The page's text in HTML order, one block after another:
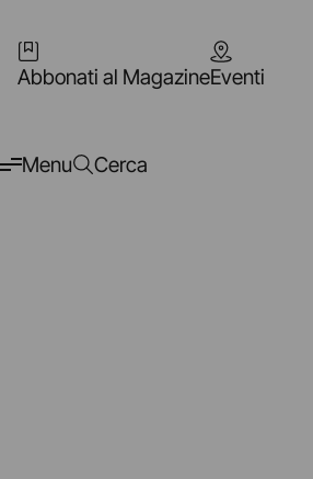
Abbonati al MagazineEventi
Menu Cerca